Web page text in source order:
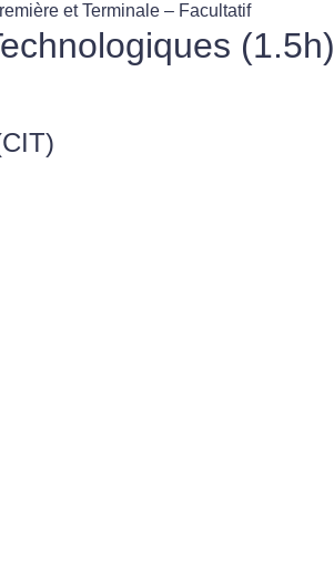
et Terminale – Facultatif
(1.5h)